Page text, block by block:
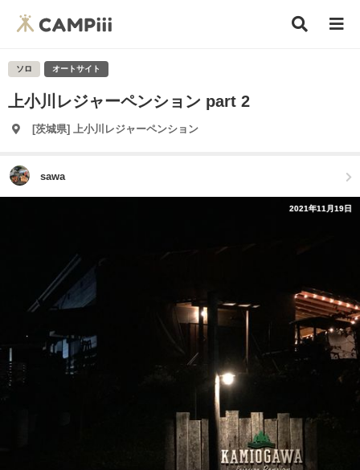
ソロ オートサイト
上小川レジャーペンション part 2
[茨城県] 上小川レジャーペンション
sawa
2021年11月19日